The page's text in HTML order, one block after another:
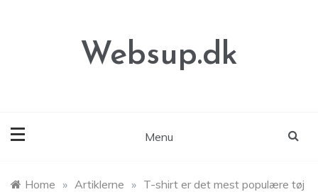
Websup.dk
Menu
Home » Artiklerne » T-shirt er det mest populære tøj